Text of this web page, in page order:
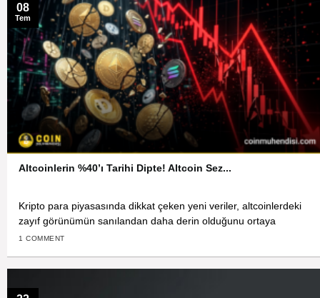
Altcoinlerin %40’ı Tarihi Dipte! Altcoin Sez...
Kripto para piyasasında dikkat çeken yeni veriler, altcoinlerdeki
zayıf görünümün sanılandan daha derin olduğunu ortaya
1 COMMENT
08
Tem